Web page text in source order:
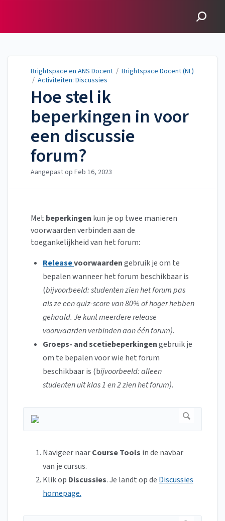
Brightspace en ANS Docent / Brightspace Docent (NL)
/ Activiteiten: Discussies
Hoe stel ik
beperkingen in voor
een discussie
forum?
Aangepast op Feb 16, 2023
Met beperkingen kun je op twee manieren
voorwaarden verbinden aan de
toegankelijkheid van het forum:
Releasevoorwaardengebruik je om te
bepalen wanneer het forum beschikbaar is
(bijvoorbeeld: studenten zien het forum pas
als ze een quiz-score van 80% of hoger hebben
gehaald. Je kunt meerdere release
voorwaarden verbinden aan één forum).
Groeps- and scetiebeperkingengebruik je
om te bepalen voor wie het forum
beschikbaar is (bijvoorbeeld: alleen
studenten uit klas 1 en 2 zien het forum).
Navigeer naarCourse Tools in de navbar
van je cursus.
Klik op Discussies.Je landt op de Discussies
homepage.